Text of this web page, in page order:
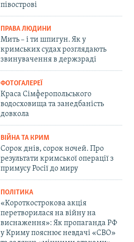
півострові
ПРАВА ЛЮДИНИ
Мить – і ти шпигун. Як у
кримських судах розглядають
звинувачення в держзраді
ФОТОГАЛЕРЕЇ
Краса Сімферопольського
водосховища та занедбаність
довкола
ВІЙНА ТА КРИМ
Сорок днів, сорок ночей. Про
результати кримської операції з
примусу Росії до миру
ПОЛІТИКА
«Короткострокова акція
перетворилася на війну на
виснаження»: Як пропаганда РФ
у Криму пояснює невдачі «СВО»